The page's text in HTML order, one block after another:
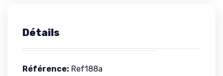
Détails
Référence: Ref188a